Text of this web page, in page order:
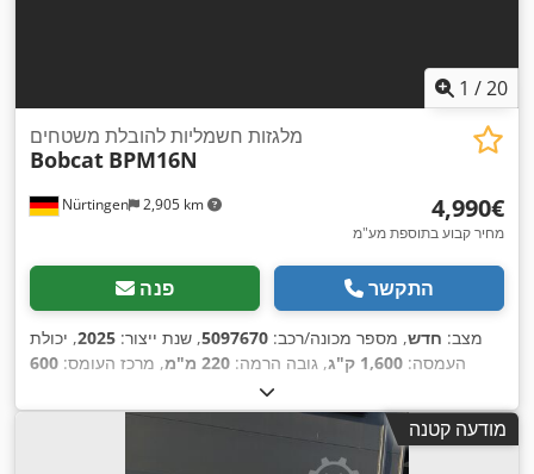
1 /20
Nürtingen 2,905 km
מלגזות חשמליות להובלת משטחים
Bobcat BPM16N
‏4,990 ‏€
מחיר קבוע בתוספת מע"מ
פנה התקשר
מצב: חדש, מספר מכונה/רכב: 5097670, שנת ייצור: 2025, יכולת
העמסה: 1,600 ק"ג , גובה הרמה: 220 מ"מ , מרכז העומס: 600
, סוג תורן:
מתח סוללה:25.6 V , אורך המזלג:1,150 מ"מ , משקל כולל:400
מודעה קטנה